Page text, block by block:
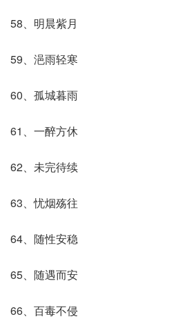
58、明晨紫月
59、浥雨轻寒
60、孤城暮雨
61、一醉方休
62、未完待续
63、忧烟殇往
64、随性安稳
65、随遇而安
66、百毒不侵